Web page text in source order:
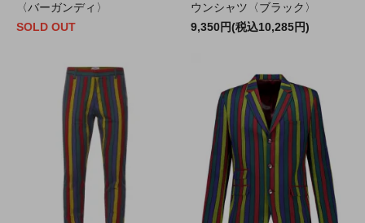
〈バーガンディ〉
SOLD OUT
ウンシャツ〈ブラック〉
9,350円(税込10,285円)